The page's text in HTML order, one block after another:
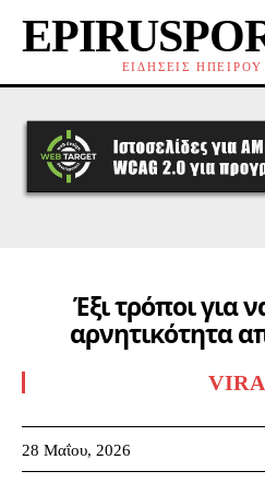
ΕΙΔΗΣΕΙΣ ΗΠΕΙΡΟΥ
Έξι τρόποι για
αρνητικότητα
28 Μαΐου, 2026